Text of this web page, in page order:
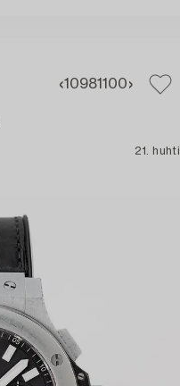
10981100
21. huhti